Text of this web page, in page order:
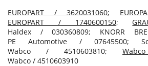
EUROPART / 3620031060;
EUROPART / 1740600150;
Haldex / 030360809; KNORR
PE Automotive / 07645500;
Wabco / 4510603810;
Wabco / 4510603910